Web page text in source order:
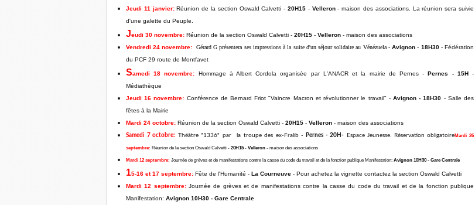
Jeudi 11 janvier:Réunion de la section Oswald Calvetti -20H15 - Velleron- maison des associations. La réunion sera suivie
d'une galette du Peuple.
Jeudi 30 novembre: Réunion de la section Oswald Calvetti - 20H15 - Velleron - maison des associations
Vendredi 24 novembre:
Gérard G présentera ses impressions à la suite d'un séjour solidaire au Vénézuela- Avignon - 18H30- Fédération
du PCF 29 route de Montfavet
Samedi 18 novembre: Hommage à Albert Cordola organisée par L'ANACR et la mairie de Pernes -Pernes - 15H-
Médiathèque
Jeudi 16 novembre: Conférence de Bernard Friot "Vaincre Macron et révolutionner le travail" - Avignon - 18H30 - Salle des
fêtes à la Mairie
Mardi 24 octobre: Réunion de la section Oswald Calvetti - 20H15 - Velleron - maison des associations
Samedi 7 octobre: Théâtre "1336" par la troupe des ex-Fralib - Pernes - 20H- Espace Jeunesse. Réservation obligatoireMardi 26
septembre: Réunion de la section Oswald Calvetti - 20H 15- Velleron - maison des associations
Mardi 12 septembre: Journée de grèves et de manifestations contre la casse du code du travail et de la fonction publique Manifestation: Avignon 10H30 - Gare Centrale
15-16 et 17 septembre: Fête de l'Humanité - La Courneuve - Pour achetez la vignette contactez la section Oswald Calvetti
Mardi 12 septembre:Journée de grèves et de manifestations contre la casse du code du travail et de la fonction publique
Manifestation: Avignon 10H30 - Gare Centrale